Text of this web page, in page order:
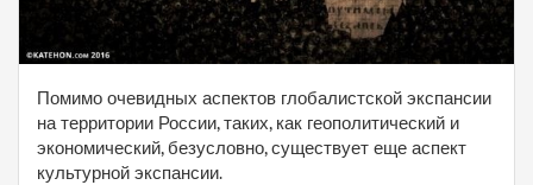
Помимо очевидных аспектов глобалистской экспансии
на территории России, таких, как геополитический и
экономический, безусловно, существует еще аспект
культурной экспансии.